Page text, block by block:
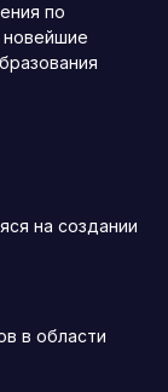
по
новейшие
на создании
в области